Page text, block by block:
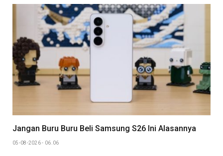
Jangan Buru Buru Beli Samsung S26 Ini Alasannya
05-08-2026 - 06.06